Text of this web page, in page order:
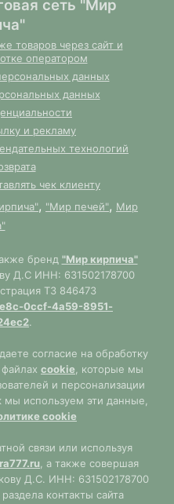
сеть "Мир
товаров через сайт и
оператором
данных
данных
и рекламу
технологий
чек клиенту
, "Мир печей", Мир
бренд "Мир кирпича"
Д.С ИНН: 631502178700
ТЗ 846473
0ccf-4a59-8951-
.
согласие на обработку
cookie, которые мы
и персонализации
мы используем эти данные,
cookie
связи или используя
, а также совершая
Д.С. ИНН: 631502178700
контакты сайта